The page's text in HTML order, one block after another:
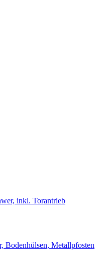
inkl. Torantrieb
Bodenhülsen, Metallpfosten